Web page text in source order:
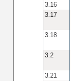
3.16
3.17
3.18
3.2
3.21